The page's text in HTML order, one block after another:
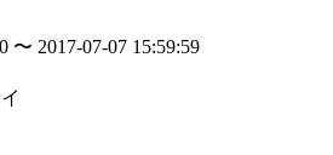
〜 2017-07-07 15:59:59